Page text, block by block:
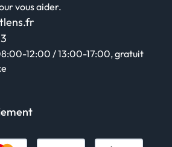
vous aider.
12:00 / 13:00-17:00, gratuit